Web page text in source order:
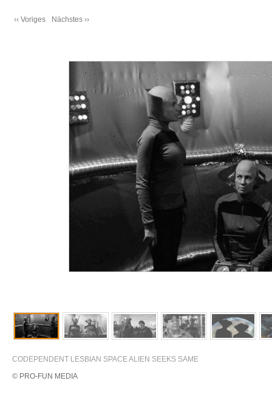
‹‹ Voriges Nächstes ››
CODEPENDENT LESBIAN SPACE ALIEN SEEKS SAME
© PRO-FUN MEDIA